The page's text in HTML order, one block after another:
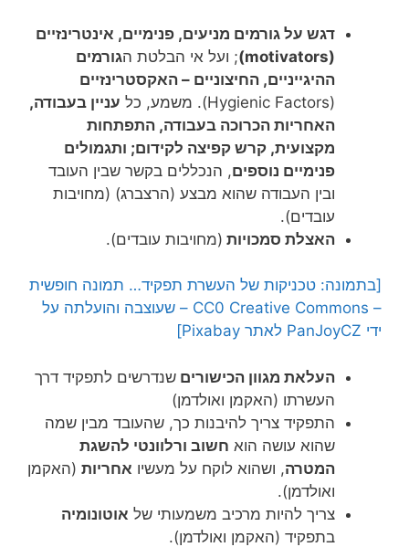
דגש על גורמים מניעים, פנימיים, אינטרינזיים
(motivators
); ועל אי הבלטת הגורמים
ההיגייניים, החיצוניים – האקסטרינזיים
(Hygienic Factors). משמע, כל
עניין בעבודה,
האחריות הכרוכה בעבודה, התפתחות
מקצועית, קרש קפיצה לקידום; ותגמולים
פנימיים נוספים, הנכללים בקשר שבין העובד
ובין העבודה שהוא מבצע (הרצברג) (מחויבות
עובדים).
האצלת סמכויות (מחויבות עובדים).
[בתמונה: טכניקות של העשרת תפקיד… תמונה חופשית
– CC0 Creative Commons – שעוצבה והועלתה על
ידי PanJoyCZ לאתר Pixabay]
העלאת מגוון הכישורים שנדרשים לתפקיד דרך
העשרתו (האקמן ואולדמן)
התפקיד צריך להיבנות כך, שהעובד מבין שמה
שהוא עושה הוא חשוב ורלוונטי להשגת
המטרה, ושהוא לוקח על מעשיו אחריות (האקמן
ואולדמן).
צריך להיות מרכיב משמעותי של אוטונומיה
בתפקיד (האקמן ואולדמן).